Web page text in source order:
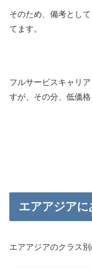
そのため、備考とし
てます。
フルサービスキャリ
すが、その分、低価格
エアアジア
エアアジアのクラス